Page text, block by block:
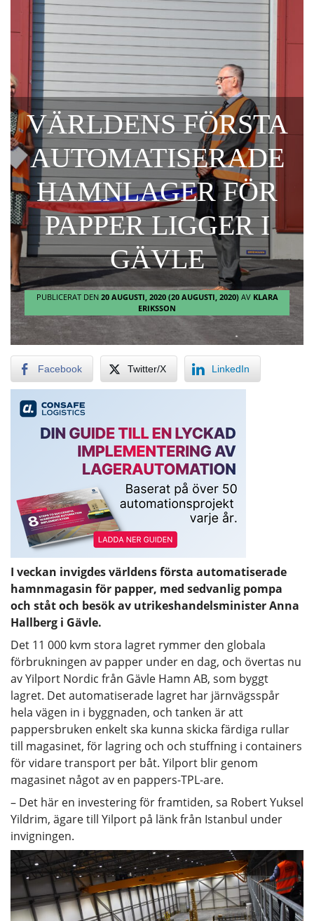
VÄRLDENS FÖRSTA
AUTOMATISERADE
HAMNLAGER FÖR
PAPPER LIGGER I
GÄVLE
PUBLICERAT DEN 20 AUGUSTI, 2020(20 AUGUSTI, 2020) AV KLARA
ERIKSSON
Facebook Twitter/X LinkedIn
I veckan invigdes världens första automatiserade
hamnmagasin för papper, med sedvanlig pompa
och ståt och besök av utrikeshandelsminister Anna
Hallberg i Gävle.
Det 11 000 kvm stora lagret rymmer den globala
förbrukningen av papper under en dag, och övertas nu
av Yilport Nordic från Gävle Hamn AB, som byggt
lagret. Det automatiserade lagret har järnvägsspår
hela vägen in i byggnaden, och tanken är att
pappersbruken enkelt ska kunna skicka färdiga rullar
till magasinet, för lagring och och stuffning i containers
för vidare transport per båt. Yilport blir genom
magasinet något av en pappers-TPL-are.
– Det här en investering för framtiden, sa Robert Yuksel
Yildrim, ägare till Yilport på länk från Istanbul under
invigningen.